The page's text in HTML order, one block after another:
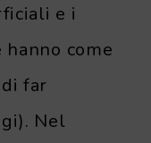
e i
come
far
Nel